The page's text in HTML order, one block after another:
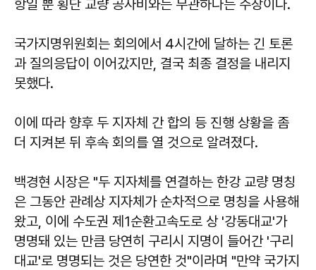
항일 뿐 횡단 교량 공사비와는 무관하다는 주장이다.
국가지명위원회는 회의에서 4시간에 달하는 긴 토론
과 질의응답이 이어갔지만, 결국 최종 결정을 내리지
못했다.
이에 따라 향후 두 지자체 간 합의 등 진행 상황을 좀
더 지켜본 뒤 후속 회의를 열 것으로 알려졌다.
백경현 시장은 "두 지자체를 연결하는 한강 교량 명칭
은 그동안 관례상 지자체가 순차적으로 명칭을 사용해
왔고, 이에 수도권 제1순환고속도로 상 '강동대교'가
명명돼 있는 만큼 당연히 구리시 지명이 들어간 '구리
대교'로 명명되는 것은 당연한 것"이라며 "만약 국가지